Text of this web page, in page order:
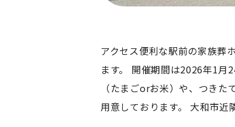
アクセス便利な駅前の家族葬
ます。 開催期間は2026年1月
（たまごorお米）や、つき
用意しております。 大和市近